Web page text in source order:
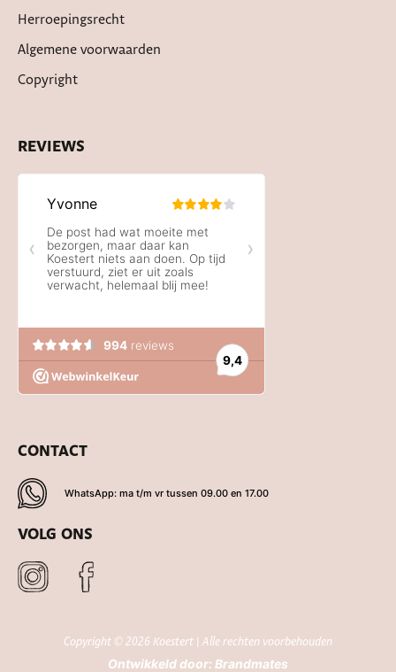
Herroepingsrecht
Algemene voorwaarden
Copyright
REVIEWS
CONTACT
WhatsApp: ma t/m vr tussen 09.00 en 17.00
VOLG ONS
Copyright © 2026 Koestert | Alle rechten voorbehouden
Ontwikkeld door: Brandmates